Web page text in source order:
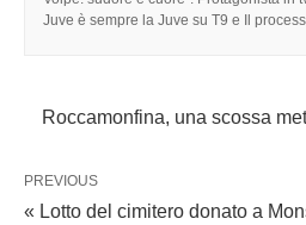
Juve è sempre la Juve su T9 e Il
Roccamonfina, una scossa
PREVIOUS
« Lotto del cimitero donato a